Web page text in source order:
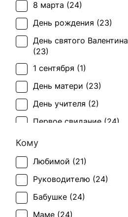
8 марта (24)
День рождения (23)
День святого Валентина
(23)
1 сентября (1)
День матери (23)
День учителя (2)
Первое свидание (24)
Рождение ребенка (
Татьянин день (
Юбилей (
Кому
Любимой (21)
Руководителю (24)
Бабушке (24)
Маме (24)